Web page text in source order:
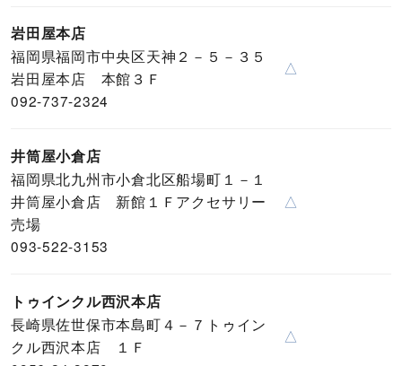
岩田屋本店
福岡県福岡市中央区天神２－５－３５
岩田屋本店 本館３Ｆ
092-737-2324
△
井筒屋小倉店
福岡県北九州市小倉北区船場町１－１
井筒屋小倉店 新館１Ｆアクセサリー
売場
093-522-3153
△
トゥインクル西沢本店
長崎県佐世保市本島町４－７トゥイン
クル西沢本店 １Ｆ
△